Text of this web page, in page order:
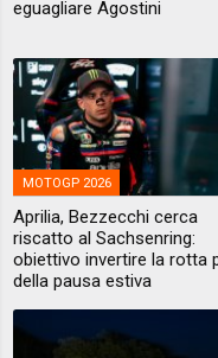
eguagliare Agostini
MOTOGP 2026
Aprilia, Bezzecchi cerca
riscatto al Sachsenring:
obiettivo invertire la rotta
della pausa estiva